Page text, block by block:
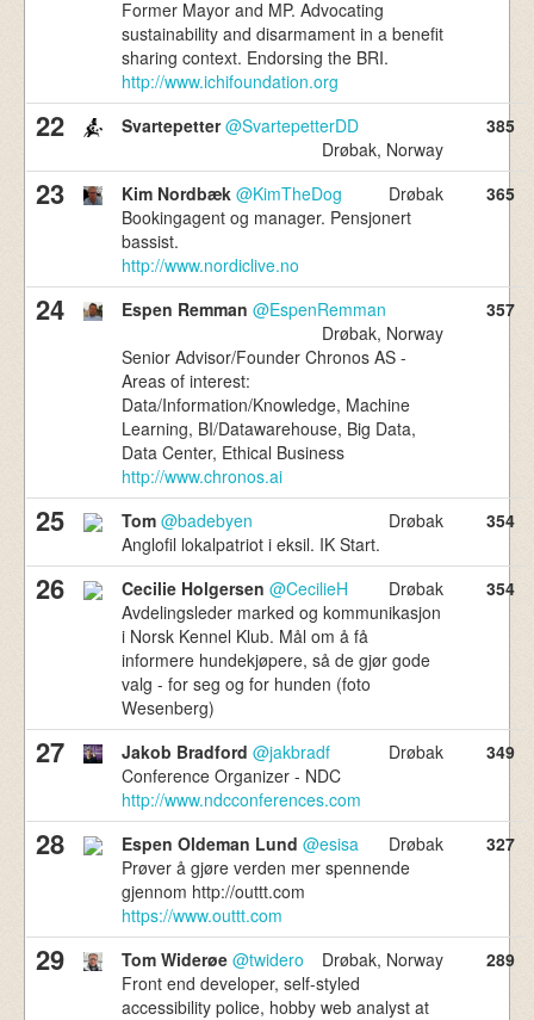
Former Mayor and MP. Advocating
sustainability and disarmament in a benefit
sharing context. Endorsing the BRI.
http://www.ichifoundation.org
22 Svartepetter @SvartepetterDD
Drøbak, Norway
385
23 Kim Nordbæk @KimTheDog
Drøbak
Bookingagent og manager. Pensjonert
bassist.
http://www.nordiclive.no
365
24 Espen Remman @EspenRemman
Drøbak, Norway
Senior Advisor/Founder Chronos AS -
Areas of interest:
Data/Information/Knowledge, Machine
Learning, BI/Datawarehouse, Big Data,
Data Center, Ethical Business
http://www.chronos.ai
357
25 Tom @badebyen
Drøbak
Anglofil lokalpatriot i eksil. IK Start.
354
26 Cecilie Holgersen @CecilieH
Drøbak
Avdelingsleder marked og kommunikasjon
i Norsk Kennel Klub. Mål om å få
informere hundekjøpere, så de gjør gode
valg - for seg og for hunden (foto
Wesenberg)
354
27 Jakob Bradford @jakbradf
Drøbak
Conference Organizer - NDC
http://www.ndcconferences.com
349
28 Espen Oldeman Lund @esisa
Drøbak
Prøver å gjøre verden mer spennende
gjennom http://outtt.com
https://www.outtt.com
327
29 Tom Widerøe @twidero
Drøbak, Norway
Front end developer, self-styled
accessibility police, hobby web analyst at
289